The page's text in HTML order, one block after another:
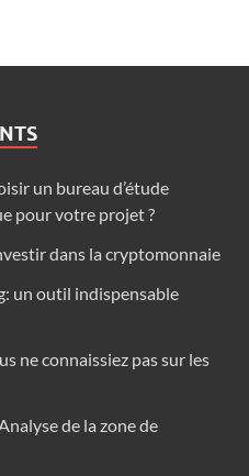
un bureau d’étude
pour votre projet ?
dans la cryptomonnaie
un outil indispensable
ne connaissiez pas sur les
de la zone de